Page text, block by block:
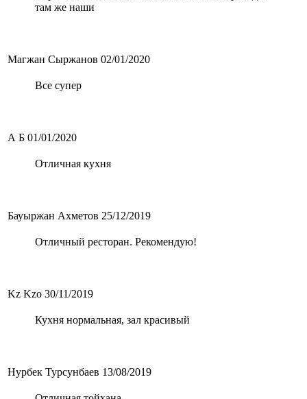
там же наши
Магжан Сыржанов 02/01/2020
Все супер
А Б 01/01/2020
Отличная кухня
Бауыржан Ахметов 25/12/2019
Отличный ресторан. Рекомендую!
Kz Kzo 30/11/2019
Кухня нормальная, зал красивый
Нурбек Турсунбаев 13/08/2019